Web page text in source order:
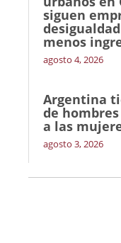
siguen
menos
agosto 4, 2026
Argentina
de
a las
agosto 3, 2026